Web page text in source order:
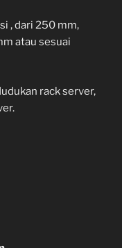
, dari 250 mm,
atau sesuai
rack server,